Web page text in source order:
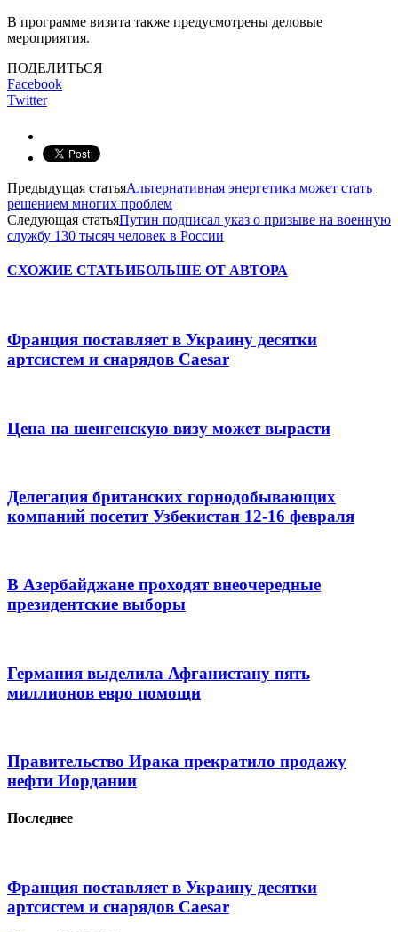
В программе визита также предусмотрены деловые
мероприятия.
ПОДЕЛИТЬСЯ
Facebook
Twitter
Предыдущая статьяАльтернативная энергетика может стать
решением многих проблем
Следующая статьяПутин подписал указ о призыве на военную
службу 130 тысяч человек в России
СХОЖИЕ СТАТЬИБОЛЬШЕ ОТ АВТОРА
Франция поставляет в Украину десятки
артсистем и снарядов Caesar
Цена на шенгенскую визу может вырасти
Делегация британских горнодобывающих
компаний посетит Узбекистан 12-16 февраля
В Азербайджане проходят внеочередные
президентские выборы
Германия выделила Афганистану пять
миллионов евро помощи
Правительство Ирака прекратило продажу
нефти Иордании
Последнее
Франция поставляет в Украину десятки
артсистем и снарядов Caesar